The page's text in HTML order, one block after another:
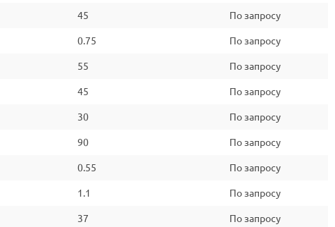
45 По запросу
0.75 По запросу
55 По запросу
45 По запросу
30 По запросу
90 По запросу
0.55 По запросу
1.1 По запросу
37 По запросу